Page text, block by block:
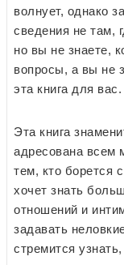
волнует, однако
сведения не там,
но вы не знаете,
вопросы, а вы не
эта книга для вас.
Эта книга
адресована всем
тем, кто борется
хочет знать
отношений и
задавать
стремится